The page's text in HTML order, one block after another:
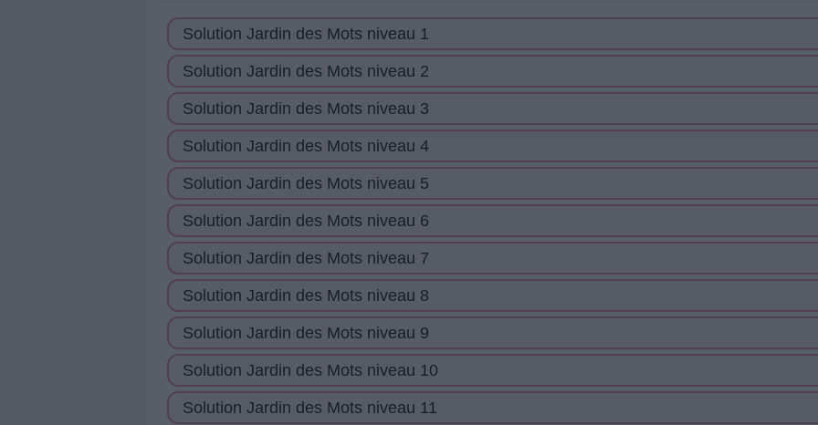
les
lettres
de
puzzle:
Solution Jardin des Mots niveau 1
Solution Jardin des Mots niveau 2
Solution Jardin des Mots niveau 3
Solution Jardin des Mots niveau 4
Solution Jardin des Mots niveau 5
Solution Jardin des Mots niveau 6
Solution Jardin des Mots niveau 7
Solution Jardin des Mots niveau 8
Solution Jardin des Mots niveau 9
Solution Jardin des Mots niveau 10
Solution Jardin des Mots niveau 11